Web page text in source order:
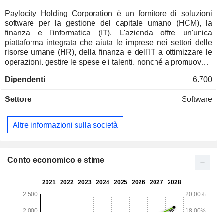
Paylocity Holding Corporation è un fornitore di soluzioni
software per la gestione del capitale umano (HCM), la
finanza e l'informatica (IT). L'azienda offre un'unica
piattaforma integrata che aiuta le imprese nei settori delle
risorse umane (HR), della finanza e dell'IT a ottimizzare le
operazioni, gestire le spese e i talenti, nonché a promuovere
diretta dell'intelligenza artificiale (AI) nei flussi di lavoro
dell'azienda comprendono gestione delle retribuzioni,
delle presenze e della manodopera, gestione dei talenti,
amministrazione dei benefit, esperienza dei dipendenti e
carte aziendali, approvvigionamento guidato e
la gestione delle risorse, la gestione degli accessi e
servizi finanziari, servizi governativi, sanità, produzione,
organizzazioni no profit, organizzazioni religiose,
Dipendenti 6.700
Settore Software
Altre informazioni sulla società
Conto economico e stime